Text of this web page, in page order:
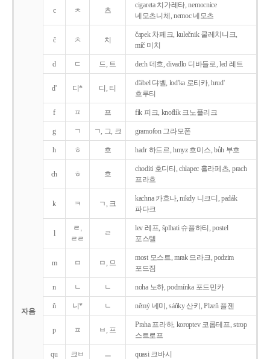
자음
c ㅊ 츠
cigareta 치가레타, nemocnice
네모츠니체, nemoc 네모츠
č ㅊ 치
čapek 차페크, kulečnik 쿨레치니크,
míč 미치
d ㄷ 드, 트 dech 데흐, divadlo 디바들로, led 레트
d' 디* 디, 티
d'ábel 댜벨, lod'ka 로티카, hrud'
흐루티
f ㅍ 프 fík 피크, knoflík 크노플리크
g ㄱ ㄱ, 그, 크 gramofon 그라모폰
h ㅎ 흐 hadr 하드르, hmyz 흐미스, bůh 부흐
ch ㅎ 흐
choditi 호디티, chlapec 흘라페츠, prach
프라흐
k ㅋ ㄱ, 크
kachna 카흐나, nikdy 니크디, padák
파다크
l
ㄹ,
ㄹㄹ
ㄹ
lev 레프, šplhati 슈플하티, postel
포스텔
m ㅁ ㅁ, 므
most 모스트, mrak 므라크, podzim
포드짐
n ㄴ ㄴ noha 노하, podmínka 포드민카
ň 니* ㄴ němý 네미, sáňky 산키, Plzeň 플젠
p ㅍ ㅂ, 프
Praha 프라하, koroptev 코롭테프, strop
스트로프
qu 크ㅂ ㅡ quasi 크바시